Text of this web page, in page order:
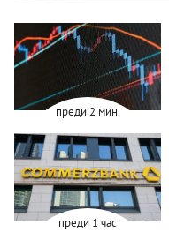
преди 2 мин.
преди 1 час